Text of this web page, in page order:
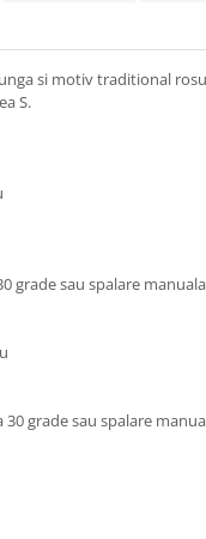
si motiv traditional
S.
grade sau spalare manuala
grade sau spalare